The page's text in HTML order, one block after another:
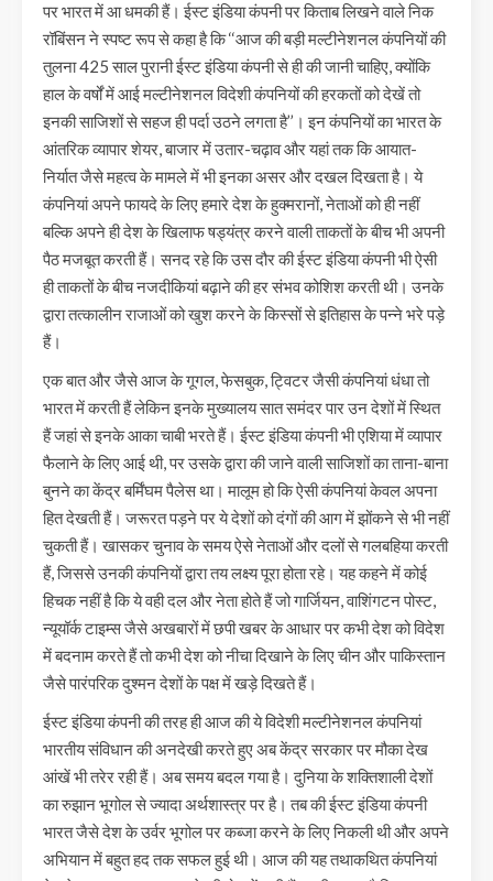
पर भारत में आ धमकी हैं। ईस्ट इंडिया कंपनी पर किताब लिखने वाले निक
रॉबिंसन ने स्पष्ट रूप से कहा है कि ‘‘आज की बड़ी मल्टीनेशनल कंपनियों की
तुलना 425 साल पुरानी ईस्ट इंडिया कंपनी से ही की जानी चाहिए, क्योंकि
हाल के वर्षों में आई मल्टीनेशनल विदेशी कंपनियों की हरकतों को देखें तो
इनकी साजिशों से सहज ही पर्दा उठने लगता है’’। इन कंपनियों का भारत के
आंतरिक व्यापार शेयर, बाजार में उतार-चढ़ाव और यहां तक कि आयात-
निर्यात जैसे महत्व के मामले में भी इनका असर और दखल दिखता है। ये
कंपनियां अपने फायदे के लिए हमारे देश के हुक्मरानों, नेताओं को ही नहीं
बल्कि अपने ही देश के खिलाफ षड्यंत्र करने वाली ताकतों के बीच भी अपनी
पैठ मजबूत करती हैं। सनद रहे कि उस दौर की ईस्ट इंडिया कंपनी भी ऐसी
ही ताकतों के बीच नजदीकियां बढ़ाने की हर संभव कोशिश करती थी। उनके
द्वारा तत्कालीन राजाओं को खुश करने के किस्सों से इतिहास के पन्ने भरे पड़े
हैं।
एक बात और जैसे आज के गूगल, फेसबुक, ट्विटर जैसी कंपनियां धंधा तो
भारत में करती हैं लेकिन इनके मुख्यालय सात समंदर पार उन देशों में स्थित
हैं जहां से इनके आका चाबी भरते हैं। ईस्ट इंडिया कंपनी भी एशिया में व्यापार
फैलाने के लिए आई थी, पर उसके द्वारा की जाने वाली साजिशों का ताना-बाना
बुनने का केंद्र बर्मिंघम पैलेस था। मालूम हो कि ऐसी कंपनियां केवल अपना
हित देखती हैं। जरूरत पड़ने पर ये देशों को दंगों की आग में झोंकने से भी नहीं
चुकती हैं। खासकर चुनाव के समय ऐसे नेताओं और दलों से गलबहिया करती
हैं, जिससे उनकी कंपनियों द्वारा तय लक्ष्य पूरा होता रहे। यह कहने में कोई
हिचक नहीं है कि ये वही दल और नेता होते हैं जो गार्जियन, वाशिंगटन पोस्ट,
न्यूयॉर्क टाइम्स जैसे अखबारों में छपी खबर के आधार पर कभी देश को विदेश
में बदनाम करते हैं तो कभी देश को नीचा दिखाने के लिए चीन और पाकिस्तान
जैसे पारंपरिक दुश्मन देशों के पक्ष में खड़े दिखते हैं।
ईस्ट इंडिया कंपनी की तरह ही आज की ये विदेशी मल्टीनेशनल कंपनियां
भारतीय संविधान की अनदेखी करते हुए अब केंद्र सरकार पर मौका देख
आंखें भी तरेर रही हैं। अब समय बदल गया है। दुनिया के शक्तिशाली देशों
का रुझान भूगोल से ज्यादा अर्थशास्त्र पर है। तब की ईस्ट इंडिया कंपनी
भारत जैसे देश के उर्वर भूगोल पर कब्जा करने के लिए निकली थी और अपने
अभियान में बहुत हद तक सफल हुई थी। आज की यह तथाकथित कंपनियां